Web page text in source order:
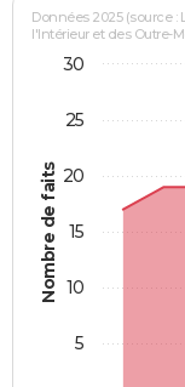
Nombre de faits
Données 2025 (source
l'Intérieur et des Outre-
5
10
15
20
25
30